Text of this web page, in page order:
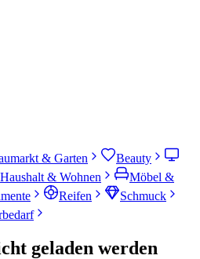
& Garten
Beauty
Haushalt & Wohnen
Möbel &
Reifen
Schmuck
geladen werden